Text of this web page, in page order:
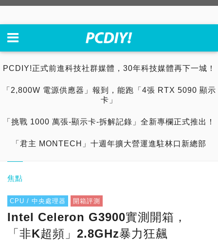
PCDIY!正式前進科技社群媒體，30年科技媒體再下一城！
「2,800W 電源供應器」報到，能跑「4張 RTX 5090 顯示
卡」
「挑戰 1000 萬張-顯示卡-拆解記錄」全新專欄正式推出！
「君主 MONTECH」十週年擴大營運進駐林口新總部
焦點
CPU / 中央處理器 開箱評測
Intel Celeron G3900實測開箱，
「非K超頻」2.8GHz暴力狂飆